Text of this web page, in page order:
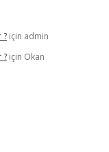
? için admin
? için Okan